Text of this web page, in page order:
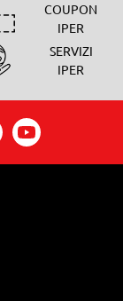
COUPON
IPER
SERVIZI
IPER